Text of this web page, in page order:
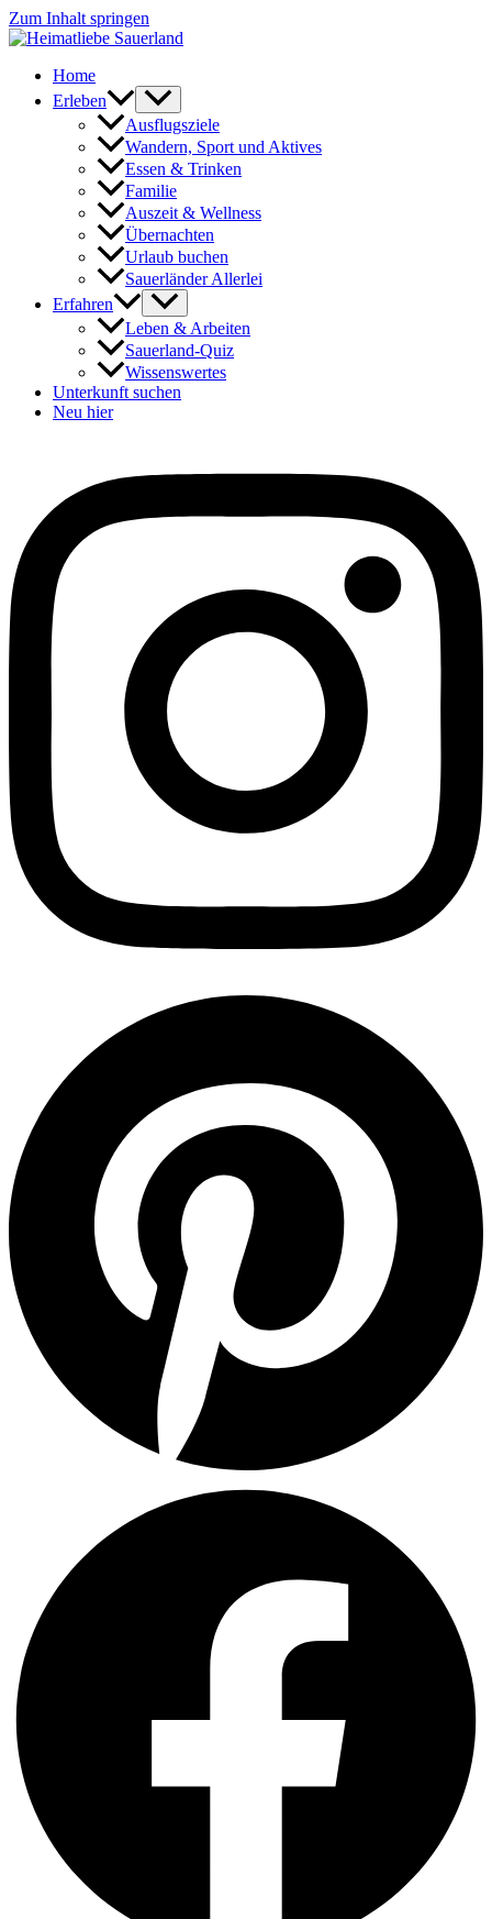
Zum Inhalt springen
Home
Erleben
Ausflugsziele
Wandern, Sport und Aktives
Essen & Trinken
Familie
Auszeit & Wellness
Übernachten
Urlaub buchen
Sauerländer Allerlei
Erfahren
Leben & Arbeiten
Sauerland-Quiz
Wissenswertes
Unterkunft suchen
Neu hier